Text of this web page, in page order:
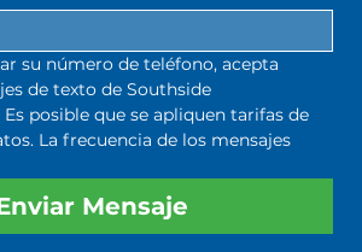
su número de teléfono, acepta
de texto de Southside
posible que se apliquen tarifas de
La frecuencia de los mensajes
Mensaje